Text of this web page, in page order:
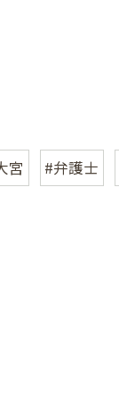
宮 #弁護士